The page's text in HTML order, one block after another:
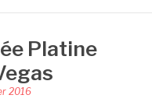
Platine
2016